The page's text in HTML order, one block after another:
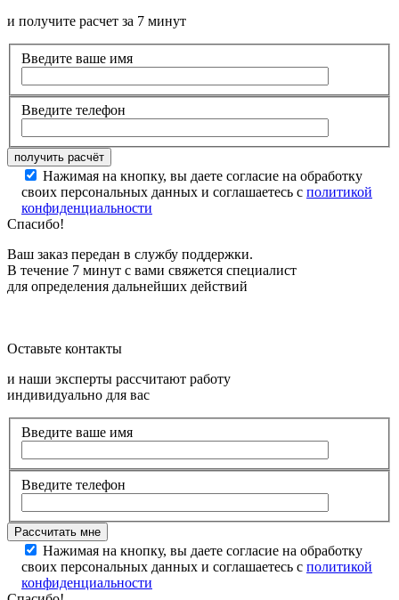
и получите расчет за 7 минут
Введите ваше имя
Введите телефон
Нажимая на кнопку, вы даете согласие на обработку
своих персональных данных и соглашаетесь с политикой
конфиденциальности
Спасибо!
Ваш заказ передан в службу поддержки.
В течение 7 минут с вами свяжется специалист
для определения дальнейших действий
Оставьте контакты
и наши эксперты рассчитают работу
индивидуально для вас
Введите ваше имя
Введите телефон
Нажимая на кнопку, вы даете согласие на обработку
своих персональных данных и соглашаетесь с политикой
конфиденциальности